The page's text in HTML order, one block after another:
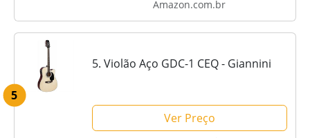
Amazon.com.br
5
5. Violão Aço GDC-1 CEQ - Giannini
Ver Preço